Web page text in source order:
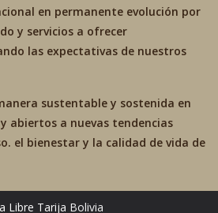
en permanente evolución por
y servicios a ofrecer
las expectativas de nuestros
sustentable y sostenida en
abiertos a nuevas tendencias
el bienestar y la calidad de vida de
Libre Tarija Bolivia